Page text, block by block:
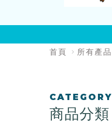
:::
首頁 所有產品
:::
CATEGORY
商品分類